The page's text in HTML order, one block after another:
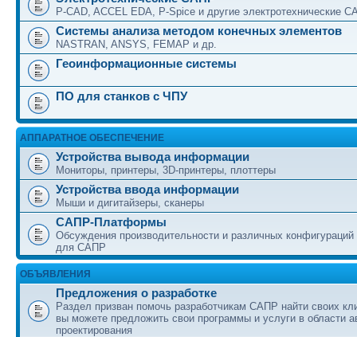
P-CAD, ACCEL EDA, P-Spice и другие электротехнические
Системы анализа методом конечных элементов
NASTRAN, ANSYS, FEMAP и др.
Геоинформационные системы
ПО для станков с ЧПУ
АППАРАТНОЕ ОБЕСПЕЧЕНИЕ
Устройства вывода информации
Мониторы, принтеры, 3D-принтеры, плоттеры
Устройства ввода информации
Мыши и дигитайзеры, сканеры
САПР-Платформы
Обсуждения производительности и различных конфигураций
для САПР
ОБЪЯВЛЕНИЯ
Предложения о разработке
Раздел призван помочь разработчикам САПР найти своих
вы можете предложить свои программы и услуги в области
проектирования